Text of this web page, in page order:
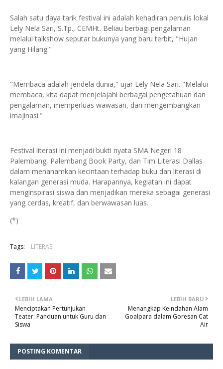
Salah satu daya tarik festival ini adalah kehadiran penulis lokal
Lely Nela Sari, S.Tp., CEMHt. Beliau berbagi pengalaman
melalui talkshow seputar bukunya yang baru terbit, "Hujan
yang Hilang."
"Membaca adalah jendela dunia," ujar Lely Nela Sari. "Melalui
membaca, kita dapat menjelajahi berbagai pengetahuan dan
pengalaman, memperluas wawasan, dan mengembangkan
imajinasi."
Festival literasi ini menjadi bukti nyata SMA Negeri 18
Palembang, Palembang Book Party, dan Tim Literasi Dallas
dalam menanamkan kecintaan terhadap buku dan literasi di
kalangan generasi muda. Harapannya, kegiatan ini dapat
menginspirasi siswa dan menjadikan mereka sebagai generasi
yang cerdas, kreatif, dan berwawasan luas.
(*)
Tags: LITERASI
LEBIH BARU
Menangkap Keindahan Alam
Goalpara dalam Goresan Cat
Air
LEBIH LAMA
Menciptakan Pertunjukan
Teater: Panduan untuk Guru dan
Siswa
POSTING KOMENTAR